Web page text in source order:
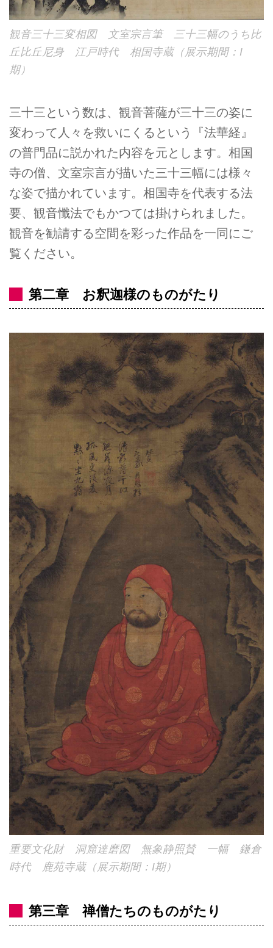
観音三十三変相図 文室宗言筆 三十三幅のうち比
丘比丘尼身 江戸時代 相国寺蔵（展示期間：I
期）
三十三という数は、観音菩薩が三十三の姿に
変わって人々を救いにくるという『法華経』
の普門品に説かれた内容を元とします。相国
寺の僧、文室宗言が描いた三十三幅には様々
な姿で描かれています。相国寺を代表する法
要、観音懺法でもかつては掛けられました。
観音を勧請する空間を彩った作品を一同にご
覧ください。
第二章 お釈迦様のものがたり
重要文化財 洞窟達磨図 無象静照賛 一幅 鎌倉
時代 鹿苑寺蔵（展示期間：I期）
第三章 禅僧たちのものがたり